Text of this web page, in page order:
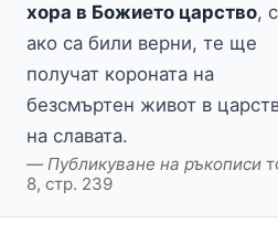
хора в Божието царство,
ако са били верни, те ще
получат короната на
безсмъртен живот в
на славата.
Публикуване на ръкописи
8, стр. 239